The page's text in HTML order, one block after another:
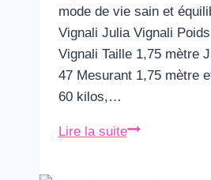
mode de vie sain et
Vignali Julia Vignali
Vignali Taille 1,75 mètre
47 Mesurant 1,75 mètre
60 kilos,…
Lire la suiteJulia